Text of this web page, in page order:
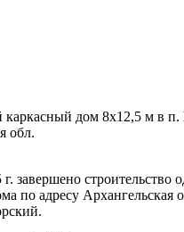
дом 8х12,5 м в п.
обл.
завершено строительство
по адресу